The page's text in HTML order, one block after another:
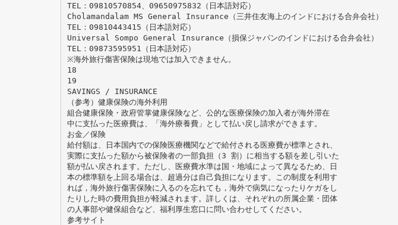
TEL：09810570854、09650975832（日本語対応）
Cholamandalam MS General Insurance（三井住友海上のインドにおける合弁会社）
TEL：09810443415（日本語対応）
Universal Sompo General Insurance（損保ジャパンのインドにおける合弁会社）
TEL：09873595951（日本語対応）
※海外旅行傷害保険は現地では加入できません。
18
19
SAVINGS / INSURANCE
（参考）健康保険の海外利用
組合健康保険・政府管掌健康保険など、公的な医療保険の加入者が海外滞在
中に支払った医療費は、「海外療養費」として払い戻し請求ができます。
お金／保険
給付額は、日本国内での保険医療機関などで給付される医療費が標準とされ、
実際に支払った額から被保険者の一部負担（3 割）に相当する額を差し引いた
額が払い戻されます。ただし、医療費水準は国・地域によって異なるため、日
本の標準額を上回る場合は、超過分は自己負担になります。この制度を利用す
れば，海外旅行傷害保険に入るのを忘れても，海外で病気になったりケガをし
たりした時の費用負担が軽減されます。詳しくは、それぞれの所属企業・団体
の人事部や健保組合など、福利厚生窓口に問い合わせしてください。
参考サイト